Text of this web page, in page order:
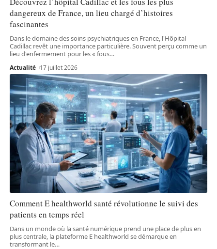
dangereux de France, un lieu chargé d’histoires
fascinantes
Dans le domaine des soins psychiatriques en France, l'Hôpital
Cadillac revêt une importance particulière. Souvent perçu comme un
lieu d'enfermement pour les « fous…
Actualité 17 juillet 2026
Comment E healthworld santé révolutionne le suivi des
patients en temps réel
Dans un monde où la santé numérique prend une place de plus en
plus centrale, la plateforme E healthworld se démarque en
transformant le…